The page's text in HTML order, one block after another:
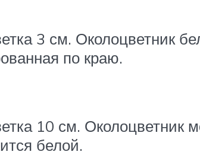
3 см. Околоцветник
по краю.
10 см. Околоцветник
белой.